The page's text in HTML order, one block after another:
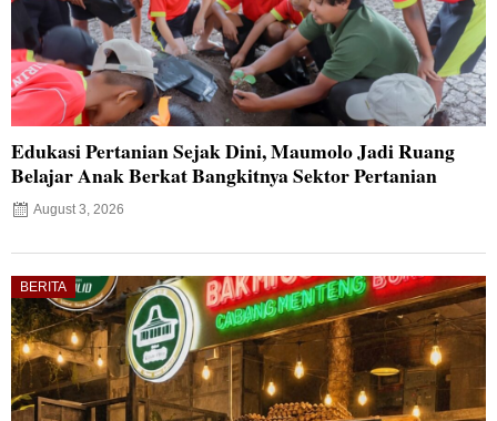
Edukasi Pertanian Sejak Dini, Maumolo Jadi Ruang
Belajar Anak Berkat Bangkitnya Sektor Pertanian
August 3, 2026
BERITA